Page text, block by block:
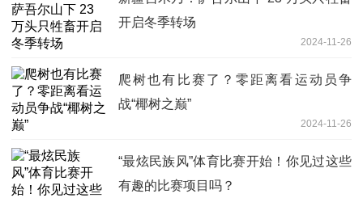
开启冬季转场
2024-11-26
爬树也有比赛了？零距离看运动员争
战“椰树之巅”
2024-11-26
“最炫民族风”体育比赛开始！你见过这些
有趣的比赛项目吗？